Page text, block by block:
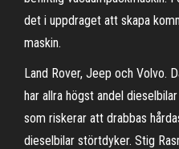
det i uppdraget att skapa
maskin.
Land Rover, Jeep och Volvo.
har allra högst andel
som riskerar att drabbas
dieselbilar störtdyker. Stig